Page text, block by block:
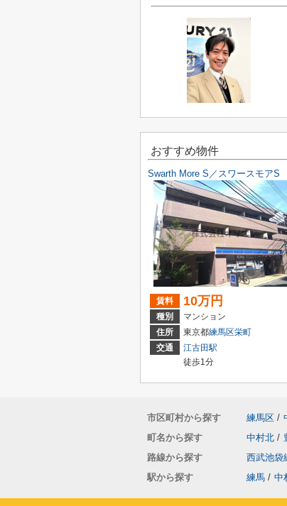
おすすめ物件
Swarth More S／スワースモアS
賃料 10万円
種別
マンション
住所
東京都練馬区栄町
交通
江古田駅
徒歩1分
市区町村から探す 練馬区 /
町名から探す
中村北 /
路線から探す
西武池袋
駅から探す
練馬 / 中